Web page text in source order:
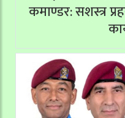
कमाण्डर: सशस्त्र